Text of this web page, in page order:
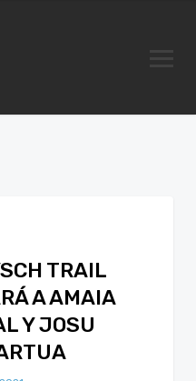
TRAIL
A AMAIA
Y JOSU